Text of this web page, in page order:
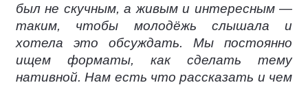
был не скучным, а живым и интересным —
таким, чтобы молодёжь слышала и
хотела это обсуждать. Мы постоянно
ищем форматы, как сделать тему
нативной. Нам есть что рассказать и чем